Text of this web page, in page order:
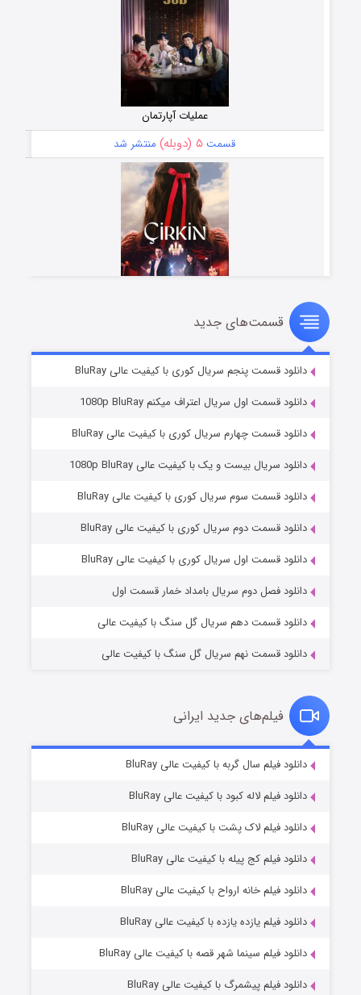
عملیات آپارتمان
قسمت ۵ (دوبله) منتشر شد
سریال زشت
قسمت۲ (زیرنویس) منتشر شد
مردگان متحرک: شهر مرده ۳
قسمت۲ (زیرنویس) منتشر شد
قسمت۷ (زیرنویس) منتشر شد
قسمت‌های جدید
دانلود قسمت پنجم سریال کوری با کیفیت عالی BluRay
دانلود قسمت اول سریال اعتراف میکنم 1080p BluRay
دانلود قسمت چهارم سریال کوری با کیفیت عالی BluRay
دانلود سریال بیست و یک با کیفیت عالی 1080p BluRay
دانلود قسمت سوم سریال کوری با کیفیت عالی BluRay
دانلود قسمت دوم سریال کوری با کیفیت عالی BluRay
دانلود قسمت اول سریال کوری با کیفیت عالی BluRay
دانلود فصل دوم سریال بامداد خمار قسمت اول
دانلود قسمت دهم سریال گل سنگ با کیفیت عالی
دانلود قسمت نهم سریال گل سنگ با کیفیت عالی
فیلم‌های جدید ایرانی
دانلود فیلم سال گربه با کیفیت عالی BluRay
دانلود فیلم لاله کبود با کیفیت عالی BluRay
دانلود فیلم لاک پشت با کیفیت عالی BluRay
دانلود فیلم کج‌ پیله با کیفیت عالی BluRay
دانلود فیلم خانه ارواح با کیفیت عالی BluRay
دانلود فیلم یازده یازده با کیفیت عالی BluRay
دانلود فیلم سینما شهر قصه با کیفیت عالی BluRay
دانلود فیلم پیشمرگ با کیفیت عالی BluRay